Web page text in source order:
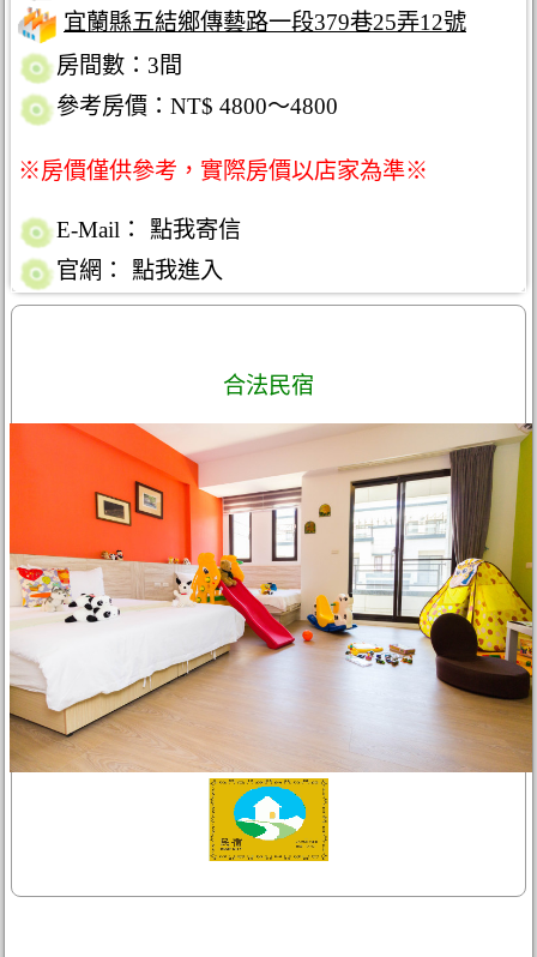
宜蘭縣五結鄉傳藝路一段379巷25弄12號
房間數：3間
參考房價：NT$ 4800～4800
※房價僅供參考，實際房價以店家為準※
E-Mail：
點我寄信
官網：
點我進入
合法民宿